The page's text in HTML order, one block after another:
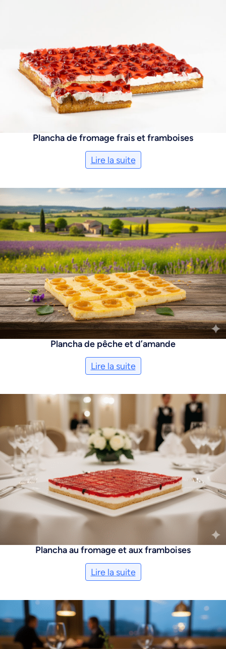
Plancha de fromage frais et framboises
Lire la suite
Plancha de pêche et d’amande
Lire la suite
Plancha au fromage et aux framboises
Lire la suite